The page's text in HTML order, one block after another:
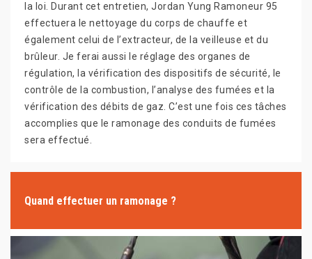
la loi. Durant cet entretien, Jordan Yung Ramoneur 95
effectuera le nettoyage du corps de chauffe et
également celui de l’extracteur, de la veilleuse et du
brûleur. Je ferai aussi le réglage des organes de
régulation, la vérification des dispositifs de sécurité, le
contrôle de la combustion, l’analyse des fumées et la
vérification des débits de gaz. C’est une fois ces tâches
accomplies que le ramonage des conduits de fumées
sera effectué.
Quand effectuer un ramonage ?